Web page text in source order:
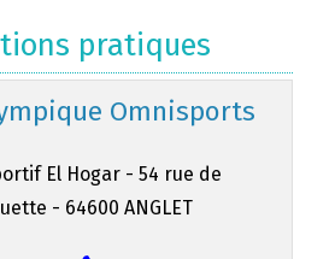
pratiques
Omnisports
El Hogar - 54 rue de
- 64600 ANGLET